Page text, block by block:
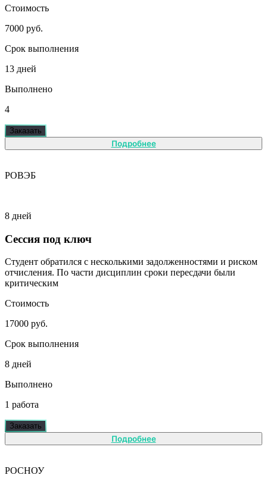
Стоимость
7000 руб.
Срок выполнения
13 дней
Выполнено
4
Заказать
Подробнее
РОВЭБ
8 дней
Сессия под ключ
Студент обратился с несколькими задолженностями и риском
отчисления. По части дисциплин сроки пересдачи были
критическим
Стоимость
17000 руб.
Срок выполнения
8 дней
Выполнено
1 работа
Заказать
Подробнее
РОСНОУ